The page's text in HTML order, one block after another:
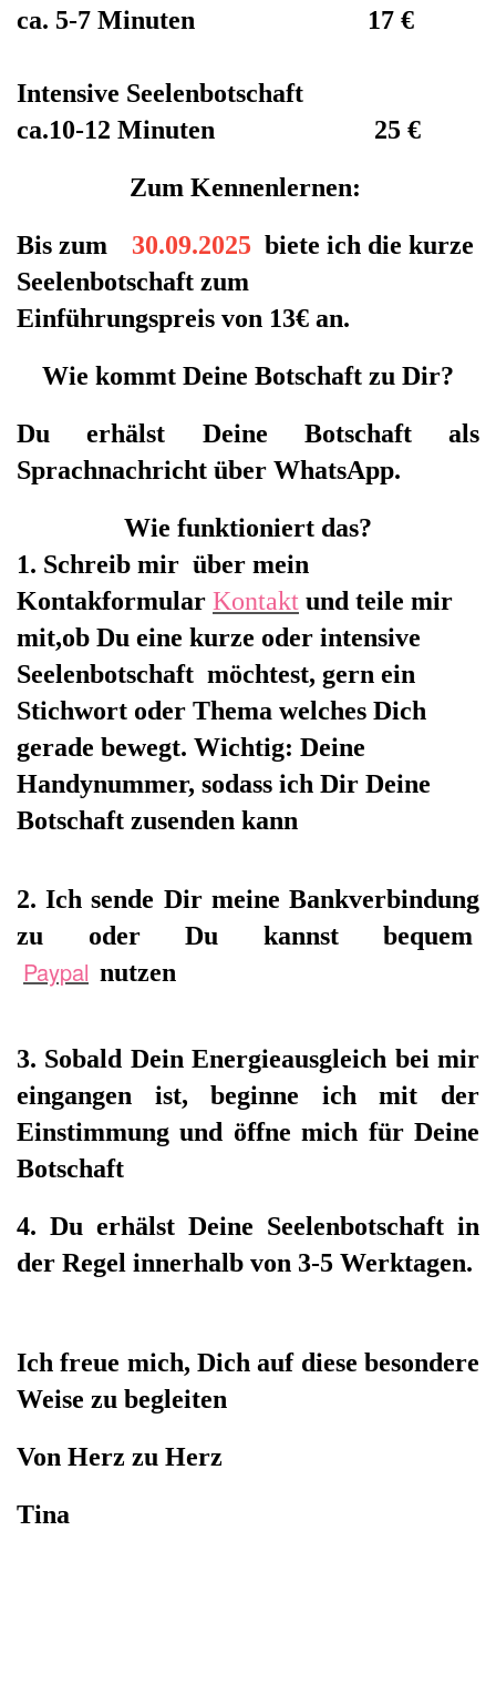
ca. 5-7 Minuten
17 €
Intensive Seelenbotschaft
ca.10-12 Minuten 25 €
Zum Kennenlernen:
Bis zum
30.09.2025 biete ich die kurze
Seelenbotschaft zum
Einführungspreis von 13€ an.
Wie kommt Deine Botschaft zu Dir?
Du erhälst Deine Botschaft als
Sprachnachricht über WhatsApp.
Wie funktioniert das?
1. Schreib mir über mein
Kontakformular Kontakt und teile mir
mit,ob Du eine kurze oder intensive
Seelenbotschaft möchtest, gern ein
Stichwort oder Thema welches Dich
gerade bewegt. Wichtig: Deine
Handynummer, sodass ich Dir Deine
Botschaft zusenden kann
2. Ich sende Dir meine Bankverbindung
zu oder Du kannst bequem
Paypal nutzen
3. Sobald Dein Energieausgleich bei mir
eingangen ist, beginne ich mit der
Einstimmung und öffne mich für Deine
Botschaft
4. Du erhälst Deine Seelenbotschaft in
der Regel innerhalb von 3-5 Werktagen.
Ich freue mich, Dich auf diese besondere
Weise zu begleiten
Von Herz zu Herz
Tina